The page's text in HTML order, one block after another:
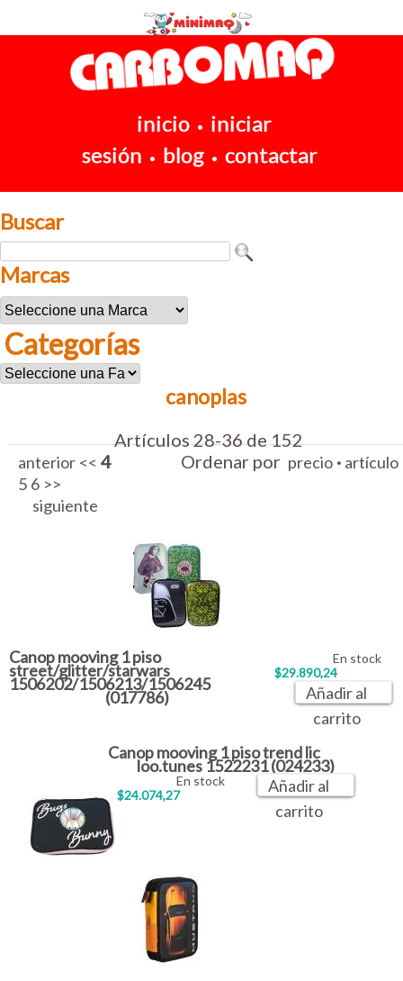
inicio • iniciar
sesión • blog • contactar
Buscar
Marcas
Categorías
canoplas
Artículos 28-36 de 152
anterior << 4
5 6 >>
siguiente
Ordenar por precio · artículo
Canop mooving 1 piso
street/glitter/starwars
1506202/1506213/1506245
(017786)
$29.890,24
En stock
Añadir al
carrito
Canop mooving 1 piso trend lic
loo.tunes 1522231 (024233)
$24.074,27
En stock
Añadir al
carrito